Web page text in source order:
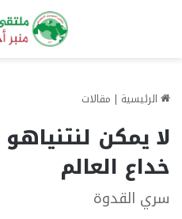
الرئيسية | مقالات
لا يمكن
خداع العالم
سري القدوة